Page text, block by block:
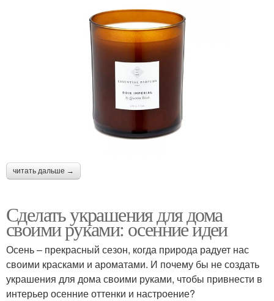
читать дальше →
Сделать украшения для дома
своими руками: осенние идеи
Осень – прекрасный сезон, когда природа радует нас
своими красками и ароматами. И почему бы не создать
украшения для дома своими руками, чтобы привнести в
интерьер осенние оттенки и настроение?